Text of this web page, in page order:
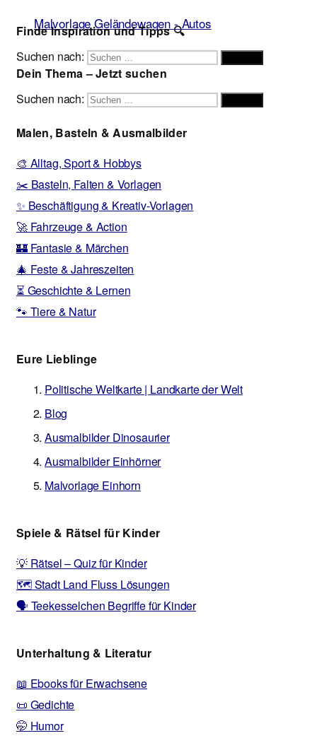
Malvorlage Geländewagen - Autos
Finde Inspiration und Tipps 🔍
Suchen nach:
Dein Thema – Jetzt suchen
Suchen nach:
Malen, Basteln & Ausmalbilder
🎨 Alltag, Sport & Hobbys
✂️ Basteln, Falten & Vorlagen
✨ Beschäftigung & Kreativ-Vorlagen
🚀 Fahrzeuge & Action
🏰 Fantasie & Märchen
🎄 Feste & Jahreszeiten
⏳ Geschichte & Lernen
🐾 Tiere & Natur
Eure Lieblinge
Politische Weltkarte | Landkarte der Welt
Blog
Ausmalbilder Dinosaurier
Ausmalbilder Einhörner
Malvorlage Einhorn
Spiele & Rätsel für Kinder
💡 Rätsel – Quiz für Kinder
🗺️ Stadt Land Fluss Lösungen
🗣️ Teekesselchen Begriffe für Kinder
Unterhaltung & Literatur
📖 Ebooks für Erwachsene
📜 Gedichte
🤭 Humor